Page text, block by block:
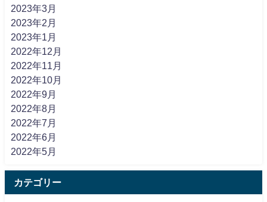
2023年3月
2023年2月
2023年1月
2022年12月
2022年11月
2022年10月
2022年9月
2022年8月
2022年7月
2022年6月
2022年5月
カテゴリー